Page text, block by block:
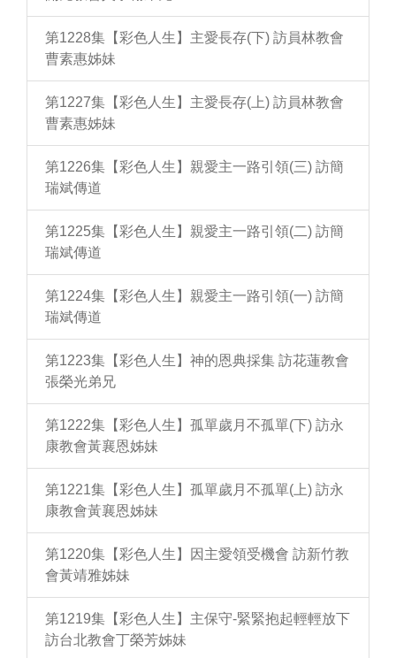
第1228集【彩色人生】主愛長存(下) 訪員林教會
曹素惠姊妹
第1227集【彩色人生】主愛長存(上) 訪員林教會
曹素惠姊妹
第1226集【彩色人生】親愛主一路引領(三) 訪簡
瑞斌傳道
第1225集【彩色人生】親愛主一路引領(二) 訪簡
瑞斌傳道
第1224集【彩色人生】親愛主一路引領(一) 訪簡
瑞斌傳道
第1223集【彩色人生】神的恩典採集 訪花蓮教會
張榮光弟兄
第1222集【彩色人生】孤單歲月不孤單(下) 訪永
康教會黃襄恩姊妹
第1221集【彩色人生】孤單歲月不孤單(上) 訪永
康教會黃襄恩姊妹
第1220集【彩色人生】因主愛領受機會 訪新竹教
會黃靖雅姊妹
第1219集【彩色人生】主保守-緊緊抱起輕輕放下
訪台北教會丁榮芳姊妹